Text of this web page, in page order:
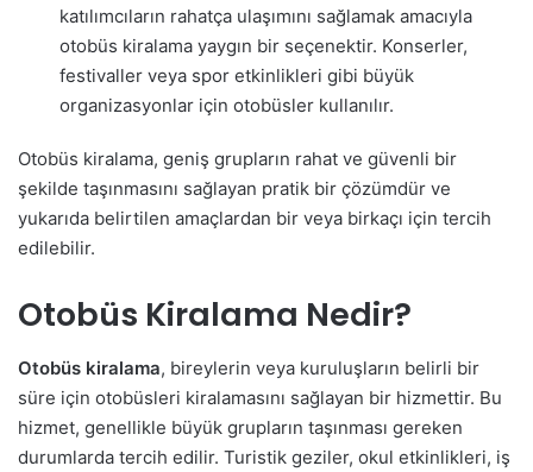
katılımcıların rahatça ulaşımını sağlamak amacıyla
otobüs kiralama yaygın bir seçenektir. Konserler,
festivaller veya spor etkinlikleri gibi büyük
organizasyonlar için otobüsler kullanılır.
Otobüs kiralama, geniş grupların rahat ve güvenli bir
şekilde taşınmasını sağlayan pratik bir çözümdür ve
yukarıda belirtilen amaçlardan bir veya birkaçı için tercih
edilebilir.
Otobüs Kiralama Nedir?
Otobüs kiralama, bireylerin veya kuruluşların belirli bir
süre için otobüsleri kiralamasını sağlayan bir hizmettir. Bu
hizmet, genellikle büyük grupların taşınması gereken
durumlarda tercih edilir. Turistik geziler, okul etkinlikleri, iş